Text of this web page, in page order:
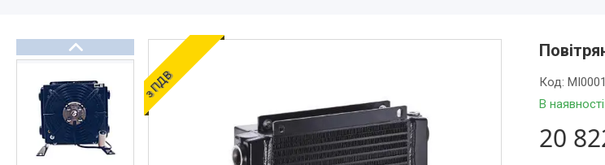
ОЛИВИ ТА МАСТИЛА
ДІАГНОСТИЧНІ І
КОНТРОЛЬНО-
ВИМІРЮВАЛЬНІ ПРИЛАДИ
Запчастин до
з ПДВ
В наявності
Код:
20